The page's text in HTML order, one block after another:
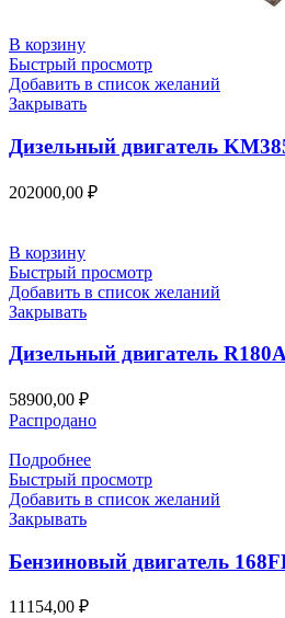
В корзину
Быстрый просмотр
Добавить в список желаний
Закрывать
Дизельный двигатель
202000,00 ₽
В корзину
Быстрый просмотр
Добавить в список желаний
Закрывать
Дизельный двигатель
58900,00 ₽
Распродано
Подробнее
Быстрый просмотр
Добавить в список желаний
Закрывать
Бензиновый двигатель
11154,00 ₽